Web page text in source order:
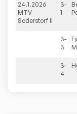
24.1.2026
MTV
Soderstorf II
3-
1
3-
3
3-
4